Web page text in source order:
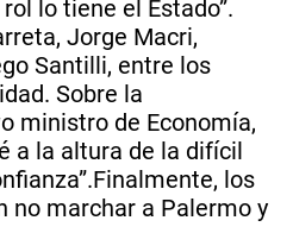
lo tiene el Estado”.
Jorge Macri,
Santilli, entre los
Sobre la
ministro de Economía,
a la altura de la difícil
los
no marchar a Palermo y